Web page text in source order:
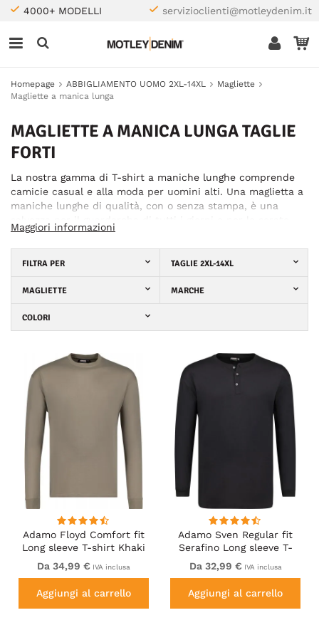
4000+ MODELLI servizioclienti@motleydenim.it
Homepage ABBIGLIAMENTO UOMO 2XL-14XL
Magliette
Magliette a manica lunga
MAGLIETTE A MANICA LUNGA TAGLIE
FORTI
La nostra gamma di T-shirt a maniche lunghe comprende
camicie casual e alla moda per uomini alti. Una maglietta a
maniche lunghe di qualità, con o senza stampa, è una
casual: a seconda dell'occasione, è sufficiente abbinarla a
pantaloni o pantaloncini. Taglie grandi, tanti marchi diversi:
scegliete il vostro preferito!
Maggiori informazioni
FILTRA PER TAGLIE 2XL-14XL
MAGLIETTE MARCHE
COLORI
Adamo Floyd Comfort fit
Long sleeve T-shirt Khaki
Da 34,99 € IVA inclusa
Aggiungi al carrello
Adamo Sven Regular fit
Serafino Long sleeve T-
shirt Black
Da 32,99 € IVA inclusa
Aggiungi al carrello